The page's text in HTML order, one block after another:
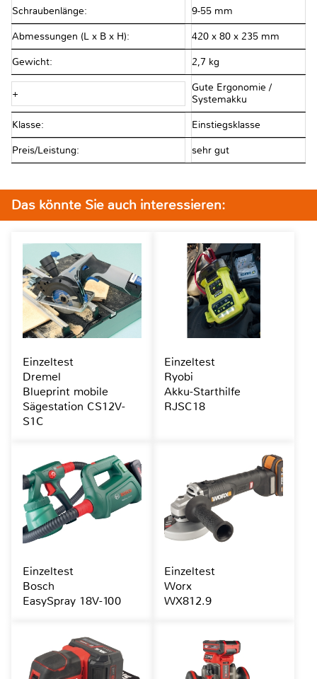
Schraubenlänge: 9-55 mm
Abmessungen (L x B x H): 420 x 80 x 235 mm
Gewicht: 2,7 kg
+
Gute Ergonomie /
Systemakku
Klasse: Einstiegsklasse
Preis/Leistung: sehr gut
Das könnte Sie auch interessieren:
Einzeltest
Dremel
Blueprint mobile
Sägestation CS12V-
S1C
Einzeltest
Ryobi
Akku-Starthilfe
RJSC18
Einzeltest
Bosch
EasySpray 18V-100
Einzeltest
Worx
WX812.9